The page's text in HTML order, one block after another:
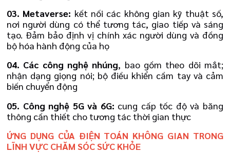
03. Metaverse: kết nối các không gian kỹ thuật số,
nơi người dùng có thể tương tác, giao tiếp và sáng
tạo. Đảm bảo định vị chính xác người dùng và đồng
bộ hóa hành động của họ
04. Các công nghệ nhúng, bao gồm theo dõi mắt;
nhận dạng giọng nói; bộ điều khiển cầm tay và cảm
biến chuyển động
05. Công nghệ 5G và 6G: cung cấp tốc độ và băng
thông cần thiết cho tương tác thời gian thực
ỨNG DỤNG CỦA ĐIỆN TOÁN KHÔNG GIAN TRONG
LĨNH VỰC CHĂM SÓC SỨC KHỎE